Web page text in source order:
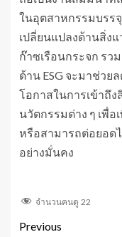
ในอุตสาหกรรมบรร
เปลี่ยนแปลงด้านสิ่ง
ก๊าซเรือนกระจก รว
ด้าน ESG จะมาช่วย
โอกาสในการเข้าถึ
นวัตกรรมต่าง ๆ เพื่
หรือสามารถต่อยอด
อย่างมั่นคง
จำนวนคนดู 22
Previous